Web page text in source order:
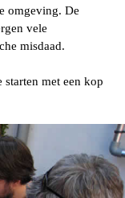
omgeving. De
vele
misdaad.
met een kop